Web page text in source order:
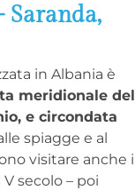
in Albania è
meridionale del
e circondata
spiagge e al
visitare anche i
secolo – poi